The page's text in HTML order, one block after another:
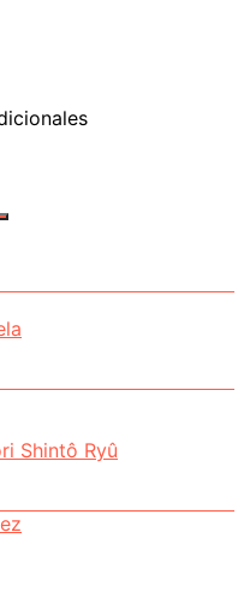
Shintô Ryû